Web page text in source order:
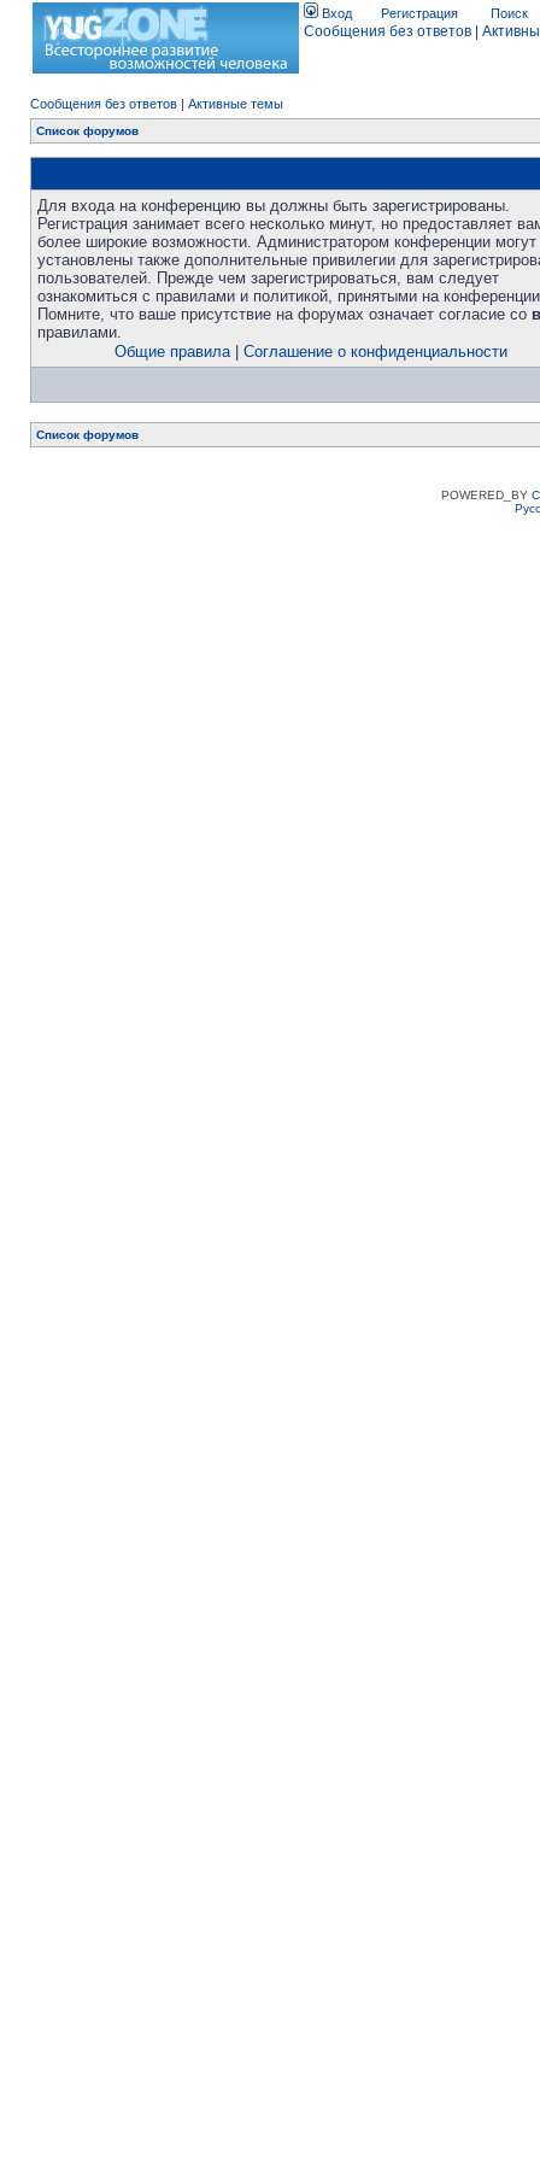
Вход Регистрация Поиск
Сообщения без ответов
Сообщения без ответов | Активные темы
Список форумов
Для входа на конференцию вы должны быть зарегистрированы.
Регистрация занимает всего несколько минут, но предоставляет
более широкие возможности. Администратором конференции
установлены также дополнительные привилегии для
пользователей. Прежде чем зарегистрироваться, вам следует
ознакомиться с правилами и политикой, принятыми на
Помните, что ваше присутствие на форумах означает согласие со
правилами.
Общие правила| Соглашение о конфиденциальности
Список форумов
POWERED_BY